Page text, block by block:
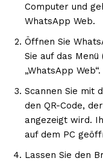
Computer und
WhatsApp Web.
Öffnen Sie
Sie auf das
„WhatsApp Web“.
Scannen Sie mit
den QR-Code,
angezeigt wird.
auf dem PC
Lassen Sie den